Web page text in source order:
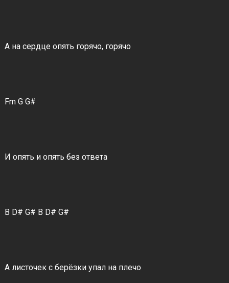
А на сердце опять горячо, горячо
Fm G G#
И опять и опять без ответа
B D# G# B D# G#
А листочек с берёзки упал на плечо